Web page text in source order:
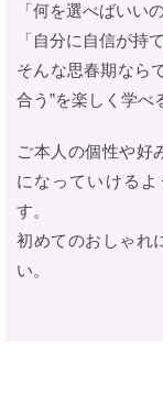
「何を選べばいい
「自分に自信が持
そんな思春期なら
合う”を楽しく学べ
ご本人の個性や好
になっていける
す。
初めてのおしゃれ
い。